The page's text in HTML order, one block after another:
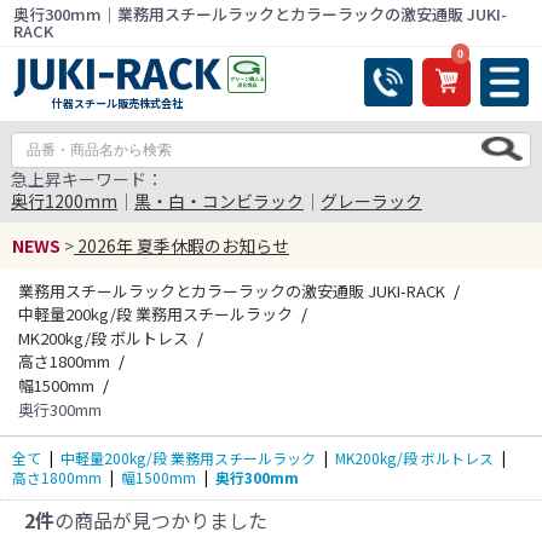
奥行300mm｜業務用スチールラックとカラーラックの激安通販 JUKI-
RACK
什器スチール販売株式会社
0
急上昇キーワード：
奥行1200mm ｜ 黒・白・コンビラック ｜ グレーラック
NEWS > 2026年 夏季休暇のお知らせ
業務用スチールラックとカラーラックの激安通販 JUKI-RACK
中軽量200kg/段 業務用スチールラック
MK200kg/段 ボルトレス
高さ1800mm
幅1500mm
奥行300mm
全て | 中軽量200kg/段 業務用スチールラック | MK200kg/段 ボルトレス |
高さ1800mm | 幅1500mm | 奥行300mm
2件の商品が見つかりました